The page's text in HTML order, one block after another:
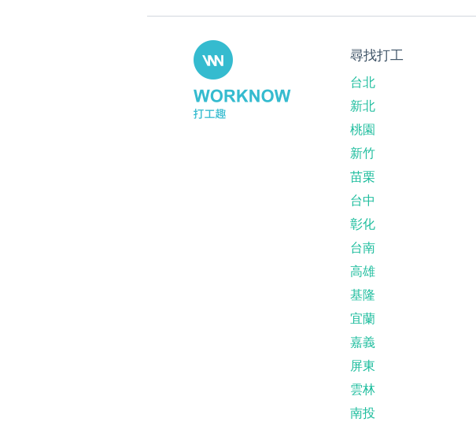
尋找打工
台北
新北
桃園
新竹
苗栗
台中
彰化
台南
高雄
基隆
宜蘭
嘉義
屏東
雲林
南投